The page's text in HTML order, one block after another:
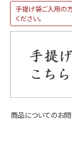
手提げ袋ご入用の
ください。
商品についてのお